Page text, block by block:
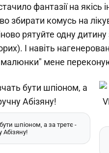
фантазії на
збирати комусь на
рятуйте одну
І навіть
малюнки" мене
шпіоном, а за третє -
Абізяну!